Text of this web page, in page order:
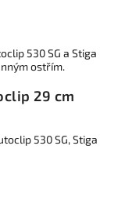
530 SG a Stiga
ostřím.
29 cm
530 SG, Stiga